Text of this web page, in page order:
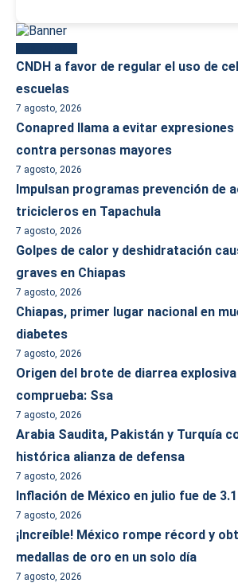
CNDH a favor de regular el uso de
escuelas
7 agosto, 2026
Conapred llama a evitar
contra personas mayores
7 agosto, 2026
Impulsan programas prevención de
tricicleros en Tapachula
7 agosto, 2026
Golpes de calor y deshidratación
graves en Chiapas
7 agosto, 2026
Chiapas, primer lugar nacional en
diabetes
7 agosto, 2026
Origen del brote de diarrea explosiva
comprueba: Ssa
7 agosto, 2026
Arabia Saudita, Pakistán y Turquía
histórica alianza de defensa
7 agosto, 2026
Inflación de México en julio fue de
7 agosto, 2026
¡Increíble! México rompe récord y
medallas de oro en un solo día
7 agosto, 2026